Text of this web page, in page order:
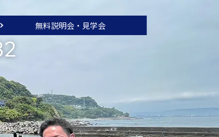
無料説明会・ 見学会